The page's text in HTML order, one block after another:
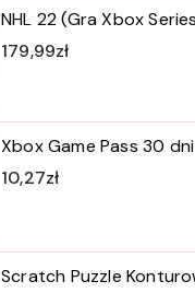
NHL 22 (Gra Xbox
179,99zł
Xbox Game Pass 30
10,27zł
Scratch Puzzle